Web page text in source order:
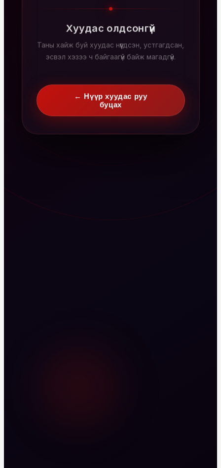
Хуудас олдсонгүй
Таны хайж буй хуудас нүүгдсэн, устгагдсан,
эсвэл хэзээ ч байгаагүй байж магадгүй.
← Нүүр хуудас руу
буцах